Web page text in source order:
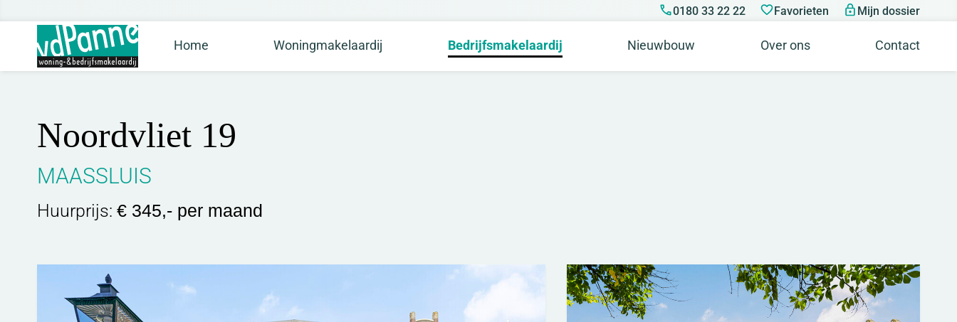
0180 33 22 22 Favorieten Mijn dossier
Home Woningmakelaardij Bedrijfsmakelaardij Nieuwbouw Over ons Contact
Noordvliet 19
MAASSLUIS
Huurprijs: € 345,- per maand